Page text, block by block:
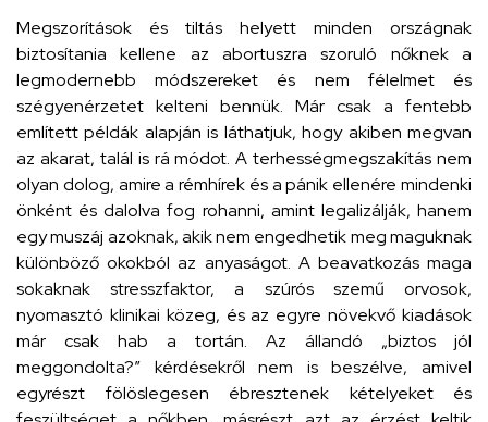
Megszorítások és tiltás helyett minden országnak
biztosítania kellene az abortuszra szoruló nőknek a
legmodernebb módszereket és nem félelmet és
szégyenérzetet kelteni bennük. Már csak a fentebb
említett példák alapján is láthatjuk, hogy akiben megvan
az akarat, talál is rá módot. A terhességmegszakítás nem
olyan dolog, amire a rémhírek és a pánik ellenére mindenki
önként és dalolva fog rohanni, amint legalizálják, hanem
egy muszáj azoknak, akik nem engedhetik meg maguknak
különböző okokból az anyaságot. A beavatkozás maga
sokaknak stresszfaktor, a szúrós szemű orvosok,
nyomasztó klinikai közeg, és az egyre növekvő kiadások
már csak hab a tortán. Az állandó „biztos jól
meggondolta?” kérdésekről nem is beszélve, amivel
egyrészt fölöslegesen ébresztenek kételyeket és